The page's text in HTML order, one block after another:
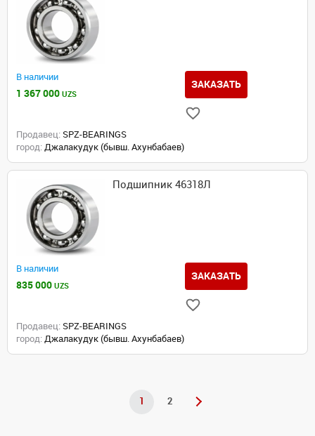
В наличии
1 367 000 UZS
ЗАКАЗАТЬ
Продавец: SPZ-BEARINGS
город: Джалакудук (бывш. Ахунбабаев)
Подшипник 46318Л
В наличии
835 000 UZS
ЗАКАЗАТЬ
Продавец: SPZ-BEARINGS
город: Джалакудук (бывш. Ахунбабаев)
1 2